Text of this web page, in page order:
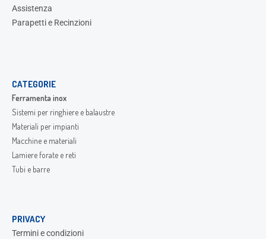
Assistenza
Parapetti e Recinzioni
CATEGORIE
Ferramenta inox
Sistemi per ringhiere e balaustre
Materiali per impianti
Macchine e materiali
Lamiere forate e reti
Tubi e barre
PRIVACY
Termini e condizioni